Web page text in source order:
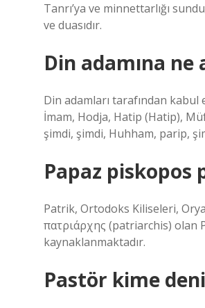
Tanrı’ya ve minnettarlığı
ve duasıdır.
Din adamına ne
Din adamları tarafından
İmam, Hodja, Hatip (Hatip),
şimdi, şimdi, Huhham, parip,
Papaz
Patrik, Ortodoks Kiliseleri,
πατριάρχης (patriarchis) olan
kaynaklanmaktadır.
Pastör kime